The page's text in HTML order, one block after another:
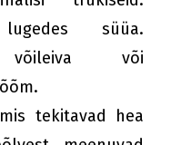
süüa.
võileiva või
tekitavad hea